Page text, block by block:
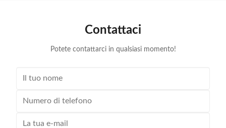
after expending. (1)
Contattaci
Potete contattarci in qualsiasi momento!